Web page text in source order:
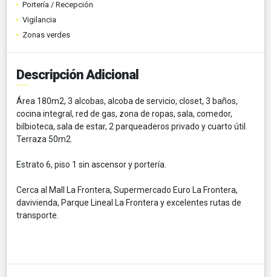
Portería / Recepción
Vigilancia
Zonas verdes
Descripción Adicional
Área 180m2, 3 alcobas, alcoba de servicio, closet, 3 baños,
cocina integral, red de gas, zona de ropas, sala, comedor,
bilbioteca, sala de estar, 2 parqueaderos privado y cuarto útil.
Terraza 50m2.
Estrato 6, piso 1 sin ascensor y portería.
Cerca al Mall La Frontera, Supermercado Euro La Frontera,
davivienda, Parque Lineal La Frontera y excelentes rutas de
transporte.